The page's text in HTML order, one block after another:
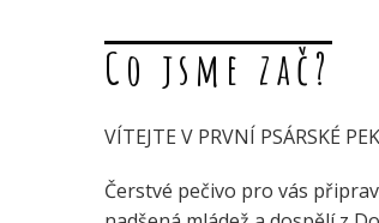
Co jsme zač?
VÍTEJTE V PRVNÍ PSÁRSKÉ
Čerstvé pečivo pro vás